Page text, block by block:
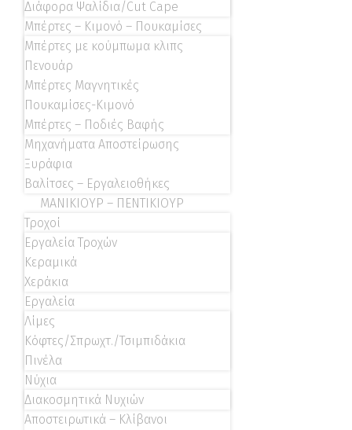
Διάφορα Ψαλίδια/Cut Cape
Μπέρτες – Κιμονό – Πουκαμίσες
Μπέρτες με κούμπωμα κλιπς
Πενουάρ
Μπέρτες Μαγνητικές
Πουκαμίσες-Κιμονό
Μπέρτες – Ποδιές Βαφής
Μηχανήματα Αποστείρωσης
Ξυράφια
Βαλίτσες – Εργαλειοθήκες
ΜΑΝΙΚΙΟΥΡ – ΠΕΝΤΙΚΙΟΥΡ
Τροχοί
Εργαλεία Τροχών
Κεραμικά
Χεράκια
Εργαλεία
Λίμες
Κόφτες/Σπρωχτ./Τσιμπιδάκια
Πινέλα
Νύχια
Διακοσμητικά Νυχιών
Αποστειρωτικά – Κλίβανοι